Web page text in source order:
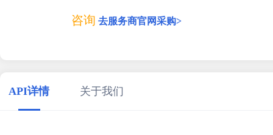
咨询 去服务商官网采购>
API详情 关于我们